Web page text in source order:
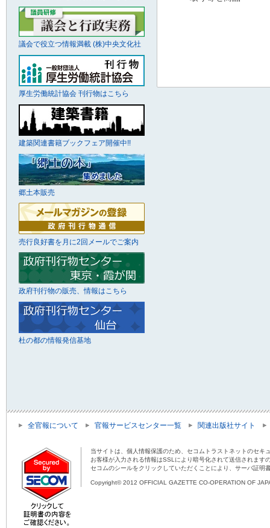
議会で役立つ情報満載 (株)中央文化社
厚生労働統計協会 刊行物はこちら
建築関連書籍ブックフェア開催中!!
郷土本販売
売行良好書を月に2回メールでご案内
政府刊行物の販売、情報はこちら
杜の都の情報発信基地
全官報について 官報サービスセンター一覧 関連出版社サイト
当サイトは、個人情報保護のため、セコムトラストネットのセキ
お客様が入力される情報はSSLにより暗号化されて送信されま
セコムのシールをクリックしていただくことにより、サーバ証明
Copyright© 2012 OFFICIAL GAZETTE CO-OPERATION OF